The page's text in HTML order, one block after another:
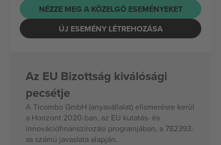
NÉZZE MEG A KÖZELGŐ ESEMÉNYEKET
ÚJ ESEMÉNY LÉTREHOZÁSA
Az EU Bizottság kiválósági
pecsétje
A Ticombo GmbH (anyavállalat) elismerésre kerül
a Horizont 2020-ban, az EU kutatás- és
innovációfinanszírozási programjában, a 782393-
as számú javaslata alapján.